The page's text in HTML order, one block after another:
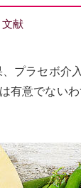
献
プラセボ介
有意でない